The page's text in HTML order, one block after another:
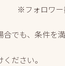
※フォロワー
でも、条件を
ださい。